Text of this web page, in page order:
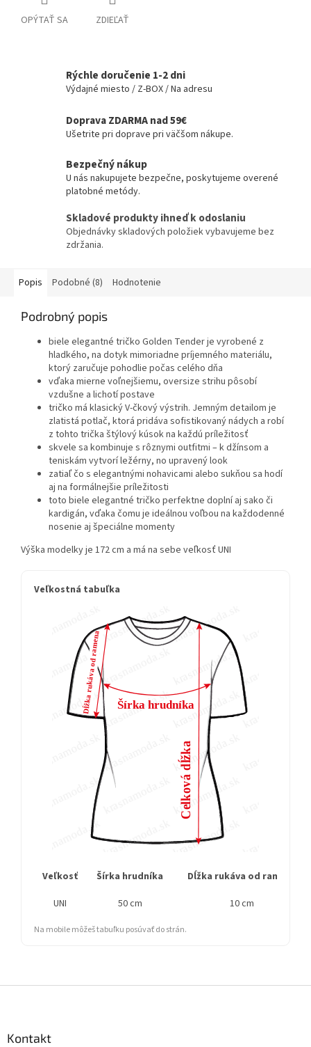
OPÝTAŤ SA ZDIEĽAŤ
Rýchle doručenie 1-2 dni
Výdajné miesto / Z-BOX / Na adresu
Doprava ZDARMA nad 59€
Ušetrite pri doprave pri väčšom nákupe.
Bezpečný nákup
U nás nakupujete bezpečne, poskytujeme overené
platobné metódy.
Skladové produkty ihneď k odoslaniu
Objednávky skladových položiek vybavujeme bez
zdržania.
Popis Podobné (8) Hodnotenie
Podrobný popis
biele elegantné tričko Golden Tender je vyrobené z
hladkého, na dotyk mimoriadne príjemného materiálu,
ktorý zaručuje pohodlie počas celého dňa
vďaka mierne voľnejšiemu, oversize strihu pôsobí
vzdušne a lichotí postave
tričko má klasický V-čkový výstrih. Jemným detailom je
zlatistá potlač, ktorá pridáva sofistikovaný nádych a robí
z tohto trička štýlový kúsok na každú príležitosť
skvele sa kombinuje s rôznymi outfitmi – k džínsom a
teniskám vytvorí ležérny, no upravený look
zatiaľ čo s elegantnými nohavicami alebo sukňou sa hodí
aj na formálnejšie príležitosti
toto biele elegantné tričko perfektne doplní aj sako či
kardigán, vďaka čomu je ideálnou voľbou na každodenné
nosenie aj špeciálne momenty
Výška modelky je 172 cm a má na sebe veľkosť UNI
Veľkostná tabuľka
Veľkosť Šírka hrudníka
Dĺžka rukáva od ramena
UNI
50 cm 10 cm
Na mobile môžeš tabuľku posúvať do strán.
Kontakt